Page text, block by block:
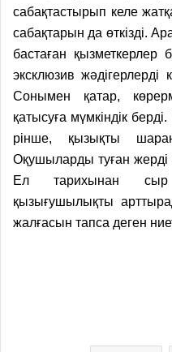
сабақтастырып келе
сабақтарын да өткізді.
бастаған қызметкерлер
эксклюзив
Сонымен қатар,
қатысуға мүмкіндік
рінше, қызықты
Оқушыларды туған жерді
Ел тарихынан сыр
қызығушылықты
жалғасын тапса деген